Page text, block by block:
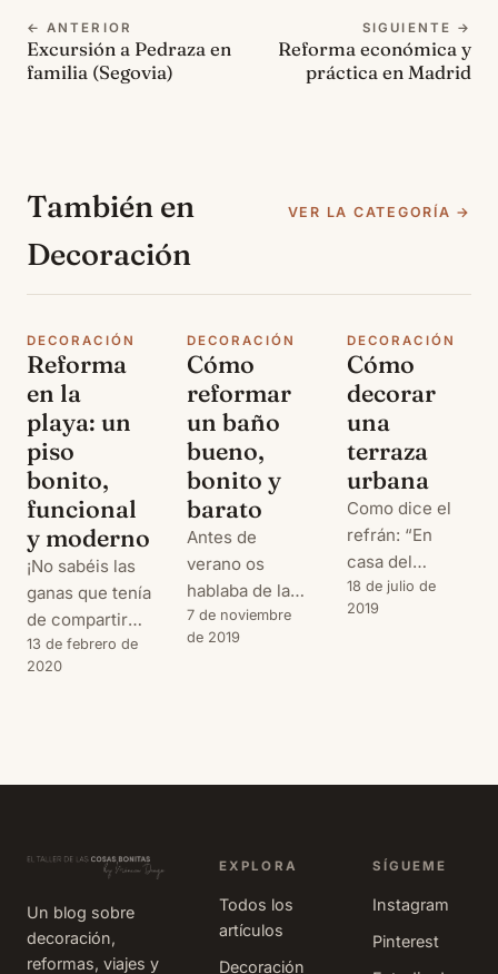
← ANTERIOR
Excursión a Pedraza en
familia (Segovia)
SIGUIENTE →
Reforma económica y
práctica en Madrid
También en
Decoración
VER LA CATEGORÍA →
DECORACIÓN
Reforma
en la
playa: un
piso
bonito,
funcional
y moderno
¡No sabéis las
ganas que tenía
de compartir
este post con
vosotros! El
de verano: una
que ha tenido
un espacio
funcional,
moderno y
13 de febrero de
2020
DECORACIÓN
Cómo
reformar
un baño
bueno,
bonito y
barato
Antes de
verano os
hablaba de la
reforma de
nuestra casa
En aquél caso
que, al cambiar
las puertas de
paso y las
7 de noviembre
de 2019
DECORACIÓN
Cómo
decorar
una
terraza
urbana
Como dice el
refrán: “En
casa del
herrero,
cuchara de
se quedan
otras que, bien
por el gran
18 de julio de
2019
Un blog sobre
decoración,
reformas, viajes y
EXPLORA
Todos los
artículos
Decoración
SÍGUEME
Instagram
Pinterest